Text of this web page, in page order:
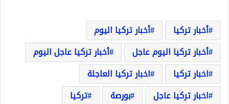
أخبار تركيا
أخبار تركيا اليوم
أخبار تركيا اليوم عاجل
أخبار تركيا عاجل اليوم
اخبار تركيا
اخبار تركيا العاجلة
اخبار تركيا عاجل
بورصة
تركيا